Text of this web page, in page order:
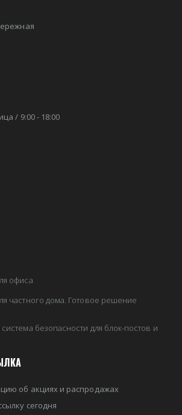
/ 9:00 - 18:00
офиса
частного дома. Готовое решение
безопасности для блок-постов и
об акциях и распродажах
сегодня